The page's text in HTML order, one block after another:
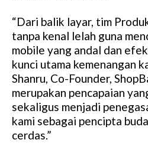
“Dari balik layar, tim
tanpa kenal lelah guna
mobile yang andal dan
kunci utama kemenangan
Shanru, Co-Founder,
merupakan pencapaian
sekaligus menjadi
kami sebagai pencipta
cerdas.”